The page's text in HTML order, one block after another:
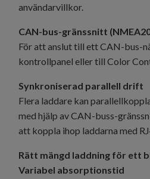
användarvillkor.
CAN-bus-gränssnitt
För att anslut till ett CAN-bus-
kontrollpanel eller till Color
Synkroniserad parallell drift
Flera laddare kan
med hjälp av CAN-buss-
att koppla ihop laddarna med
Rätt mängd laddning för ett
Variabel absorptionstid